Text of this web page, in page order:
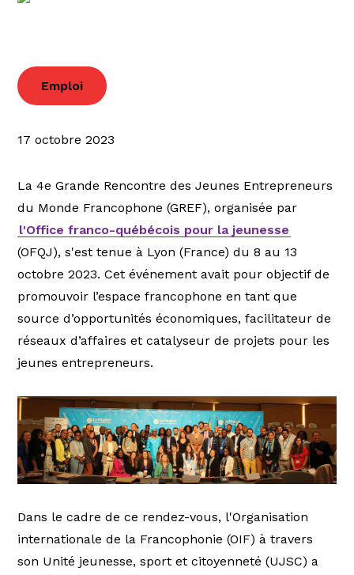
Emploi
17 octobre 2023
La 4e Grande Rencontre des Jeunes Entrepreneurs
du Monde Francophone (GREF), organisée par
l'Office franco-québécois pour la jeunesse
(OFQJ), s'est tenue à Lyon (France) du 8 au 13
octobre 2023. Cet événement avait pour objectif de
promouvoir l’espace francophone en tant que
source d’opportunités économiques, facilitateur de
réseaux d’affaires et catalyseur de projets pour les
jeunes entrepreneurs.
Dans le cadre de ce rendez-vous, l'Organisation
internationale de la Francophonie (OIF) à travers
son Unité jeunesse, sport et citoyenneté (UJSC) a